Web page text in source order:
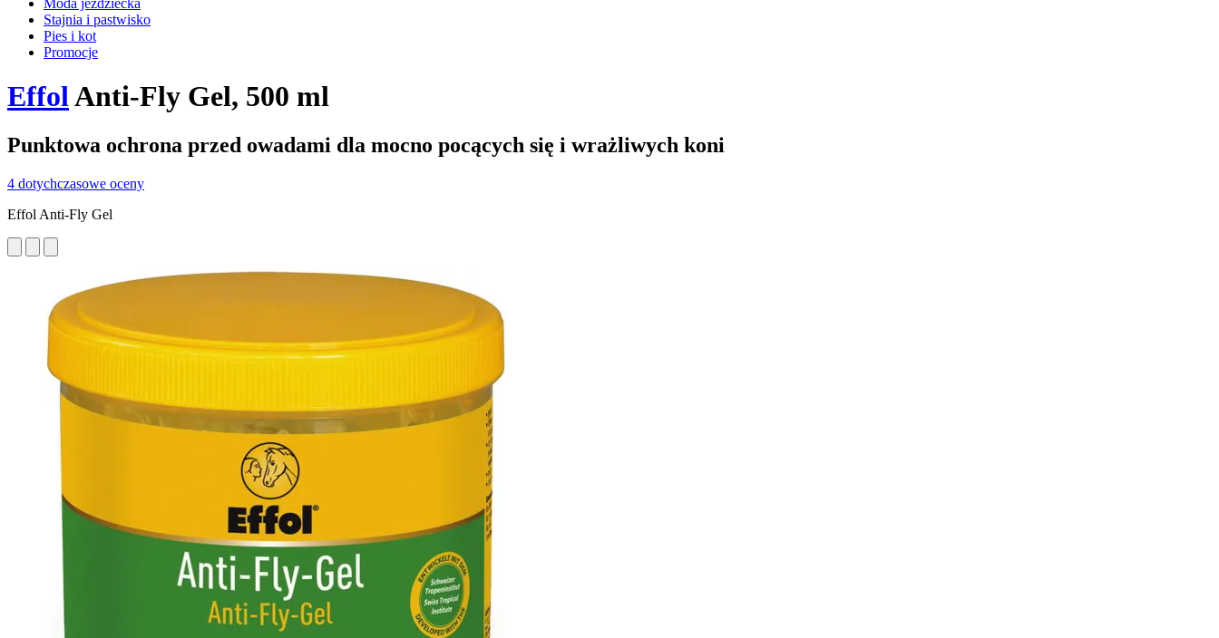
Moda jeździecka
Stajnia i pastwisko
Pies i kot
Promocje
EffolAnti-Fly Gel, 500 ml
Punktowa ochrona przed owadami dla mocno pocących się i wrażliwych koni
4 dotychczasowe oceny
Effol Anti-Fly Gel